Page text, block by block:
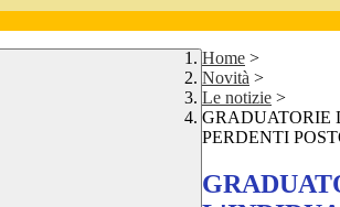
Home >
Novità >
Le notizie >
GRADUATORIE
PERDENTI